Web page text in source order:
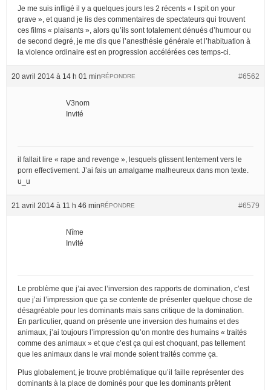
Je me suis infligé il y a quelques jours les 2 récents « I spit on your
grave », et quand je lis des commentaires de spectateurs qui trouvent
ces films « plaisants », alors qu’ils sont totalement dénués d’humour ou
de second degré, je me dis que l’anesthésie générale et l’habituation à
la violence ordinaire est en progression accélérées ces temps-ci.
20 avril 2014 à 14 h 01 min #6562
RÉPONDRE
V3nom
Invité
il fallait lire « rape and revenge », lesquels glissent lentement vers le
porn effectivement. J’ai fais un amalgame malheureux dans mon texte.
u_u
21 avril 2014 à 11 h 46 min #6579
RÉPONDRE
Nîme
Invité
Le problème que j’ai avec l’inversion des rapports de domination, c’est
que j’ai l’impression que ça se contente de présenter quelque chose de
désagréable pour les dominants mais sans critique de la domination.
En particulier, quand on présente une inversion des humains et des
animaux, j’ai toujours l’impression qu’on montre des humains « traités
comme des animaux » et que c’est ça qui est choquant, pas tellement
que les animaux dans le vrai monde soient traités comme ça.
Plus globalement, je trouve problématique qu’il faille représenter des
dominants à la place de dominés pour que les dominants prêtent